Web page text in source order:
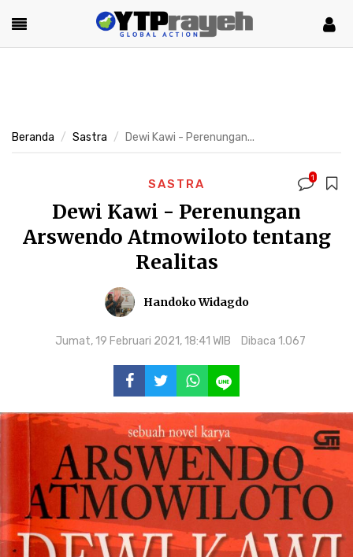
Beranda Sastra Dewi Kawi - Perenungan...
SASTRA 1
Dewi Kawi - Perenungan
Arswendo Atmowiloto tentang
Realitas
Handoko Widagdo
Jumat, 19 Februari 2021, 18:41 WIB Dibaca 1.067